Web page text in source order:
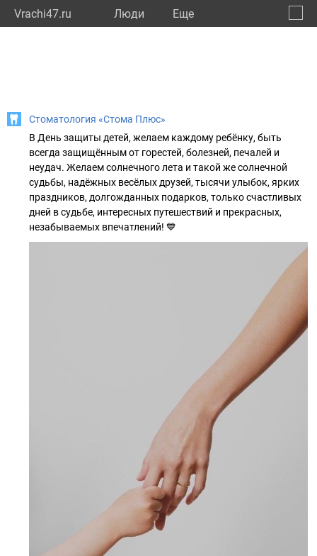
Vrachi47.ru Люди Eще
Стоматология «Стома Плюс»
В День защиты детей, желаем каждому ребёнку, быть
всегда защищённым от горестей, болезней, печалей и
неудач. Желаем солнечного лета и такой же солнечной
судьбы, надёжных весёлых друзей, тысячи улыбок, ярких
праздников, долгожданных подарков, только счастливых
дней в судьбе, интересных путешествий и прекрасных,
незабываемых впечатлений! 💙